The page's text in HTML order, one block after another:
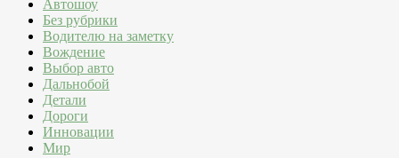
Автошоу
Без рубрики
Водителю на заметку
Вождение
Выбор авто
Дальнобой
Детали
Дороги
Инновации
Мир